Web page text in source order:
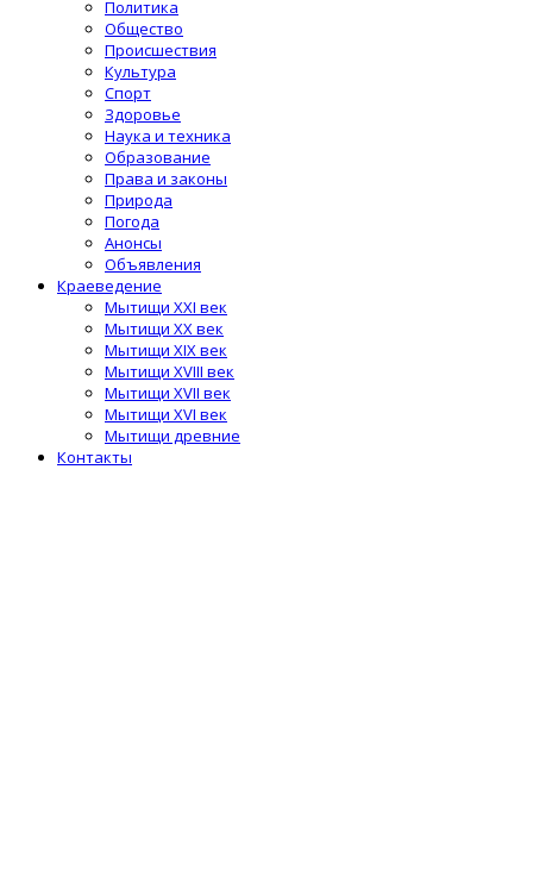
Политика
Общество
Происшествия
Культура
Спорт
Здоровье
Наука и техника
Образование
Права и законы
Природа
Погода
Анонсы
Объявления
Краеведение
Мытищи XXI век
Мытищи XX век
Мытищи XIX век
Мытищи XVIII век
Мытищи XVII век
Мытищи XVI век
Мытищи древние
Контакты